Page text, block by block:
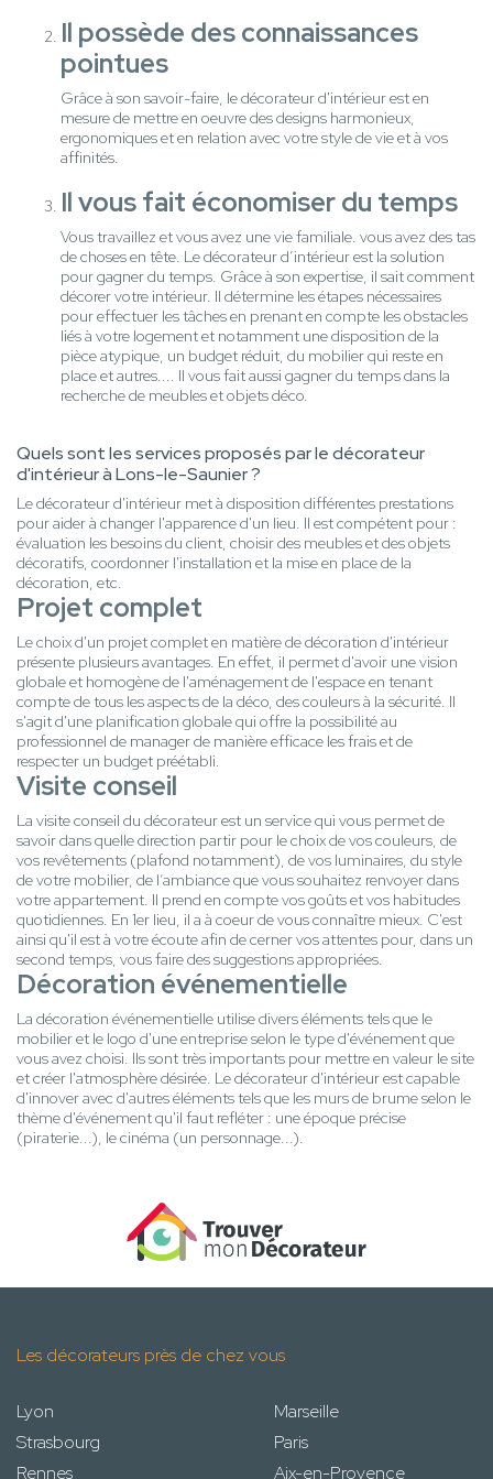
Il possède des connaissances
pointues
Grâce à son savoir-faire, le décorateur d'intérieur est en
mesure de mettre en oeuvre des designs harmonieux,
ergonomiques et en relation avec votre style de vie et à vos
affinités.
Il vous fait économiser du temps
Vous travaillez et vous avez une vie familiale. vous avez des tas
de choses en tête. Le décorateur d’intérieur est la solution
pour gagner du temps. Grâce à son expertise, il sait comment
décorer votre intérieur. Il détermine les étapes nécessaires
pour effectuer les tâches en prenant en compte les obstacles
liés à votre logement et notamment une disposition de la
pièce atypique, un budget réduit, du mobilier qui reste en
place et autres.... Il vous fait aussi gagner du temps dans la
recherche de meubles et objets déco.
Quels sont les services proposés par le décorateur
d'intérieur à Lons-le-Saunier ?
Le décorateur d'intérieur met à disposition différentes prestations
pour aider à changer l'apparence d'un lieu. Il est compétent pour :
évaluation les besoins du client, choisir des meubles et des objets
décoratifs, coordonner l'installation et la mise en place de la
décoration, etc.
Projet complet
Le choix d'un projet complet en matière de décoration d'intérieur
présente plusieurs avantages. En effet, il permet d'avoir une vision
globale et homogène de l'aménagement de l'espace en tenant
compte de tous les aspects de la déco, des couleurs à la sécurité. Il
s'agit d'une planification globale qui offre la possibilité au
professionnel de manager de manière efficace les frais et de
respecter un budget préétabli.
Visite conseil
La visite conseil du décorateur est un service qui vous permet de
savoir dans quelle direction partir pour le choix de vos couleurs, de
vos revêtements (plafond notamment), de vos luminaires, du style
de votre mobilier, de l’ambiance que vous souhaitez renvoyer dans
votre appartement. Il prend en compte vos goûts et vos habitudes
quotidiennes. En 1er lieu, il a à coeur de vous connaître mieux. C'est
ainsi qu'il est à votre écoute afin de cerner vos attentes pour, dans un
second temps, vous faire des suggestions appropriées.
Décoration événementielle
La décoration événementielle utilise divers éléments tels que le
mobilier et le logo d'une entreprise selon le type d'événement que
vous avez choisi. Ils sont très importants pour mettre en valeur le site
et créer l'atmosphère désirée. Le décorateur d'intérieur est capable
d'innover avec d'autres éléments tels que les murs de brume selon le
thème d'événement qu'il faut refléter : une époque précise
(piraterie...), le cinéma (un personnage...).
Les décorateurs près de chez vous
Lyon
Marseille
Strasbourg
Paris
Rennes
Aix-en-Provence